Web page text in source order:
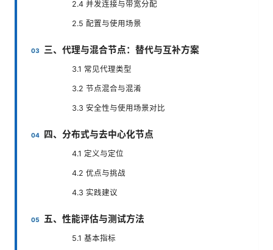
2.4 并发连接与带宽分配
2.5 配置与使用场景
三、代理与混合节点：替代与互补方案
3.1 常见代理类型
3.2 节点混合与混淆
3.3 安全性与使用场景对比
四、分布式与去中心化节点
4.1 定义与定位
4.2 优点与挑战
4.3 实践建议
五、性能评估与测试方法
5.1 基本指标